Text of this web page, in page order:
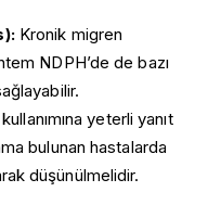
Kronik migren
NDPH’de de bazı
yeterli yanıt
bulunan hastalarda
düşünülmelidir.